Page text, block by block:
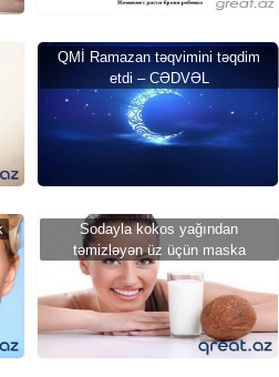
QMİ Ramazan təqvimini təqdim
etdi – CƏDVƏL
Sodayla kokos yağından
təmizləyən üz üçün maska